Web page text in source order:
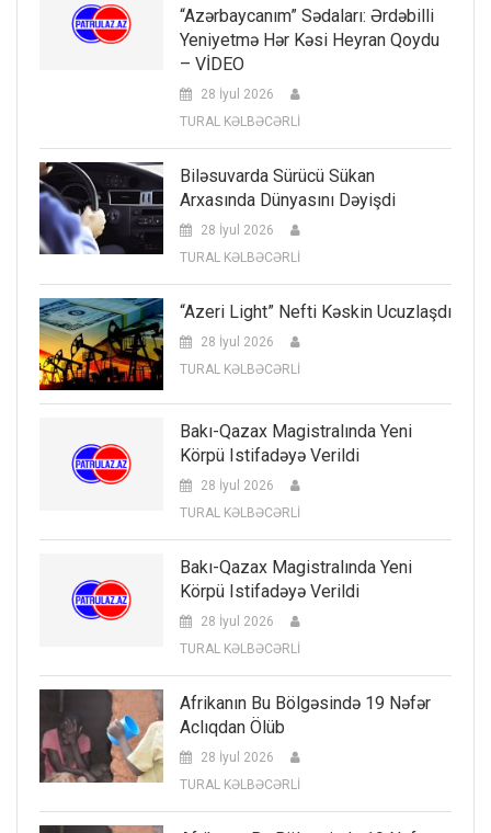
“Azərbaycanım” Sədaları: Ərdəbilli
Yeniyetmə Hər Kəsi Heyran Qoydu
– VİDEO
28 İyul 2026
TURAL KƏLBƏCƏRLİ
Biləsuvarda Sürücü Sükan
Arxasında Dünyasını Dəyişdi
28 İyul 2026
TURAL KƏLBƏCƏRLİ
“Azeri Light” Nefti Kəskin Ucuzlaşdı
28 İyul 2026
TURAL KƏLBƏCƏRLİ
Bakı-Qazax Magistralında Yeni
Körpü Istifadəyə Verildi
28 İyul 2026
TURAL KƏLBƏCƏRLİ
Bakı-Qazax Magistralında Yeni
Körpü Istifadəyə Verildi
28 İyul 2026
TURAL KƏLBƏCƏRLİ
Afrikanın Bu Bölgəsində 19 Nəfər
Aclıqdan Ölüb
28 İyul 2026
TURAL KƏLBƏCƏRLİ